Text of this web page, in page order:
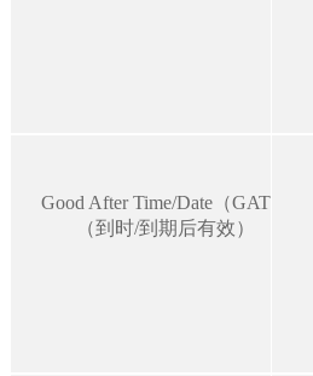
Good After Time/Date（GAT）
（到时/到期后有效）